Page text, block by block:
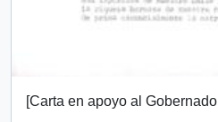
[Carta en apoyo al